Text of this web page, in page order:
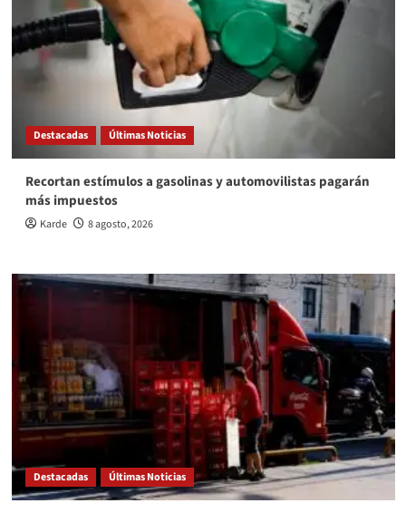
Destacadas Últimas Noticias
Recortan estímulos a gasolinas y automovilistas pagarán
más impuestos
Karde 8 agosto, 2026
Destacadas Últimas Noticias